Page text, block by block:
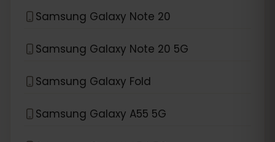
Samsung Galaxy Note 20
Samsung Galaxy Note 20 5G
Samsung Galaxy Fold
Samsung Galaxy A55 5G